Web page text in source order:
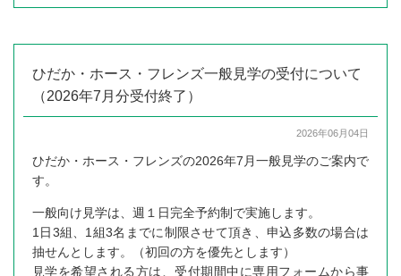
ひだか・ホース・フレンズ一般見学の受付について
（2026年7月分受付終了）
2026年06月04日
ひだか・ホース・フレンズの2026年7月一般見学のご案内で
す。
一般向け見学は、週１日完全予約制で実施します。
1日3組、1組3名までに制限させて頂き、申込多数の場合は
抽せんとします。（初回の方を優先とします）
見学を希望される方は、受付期間中に専用フォームから事